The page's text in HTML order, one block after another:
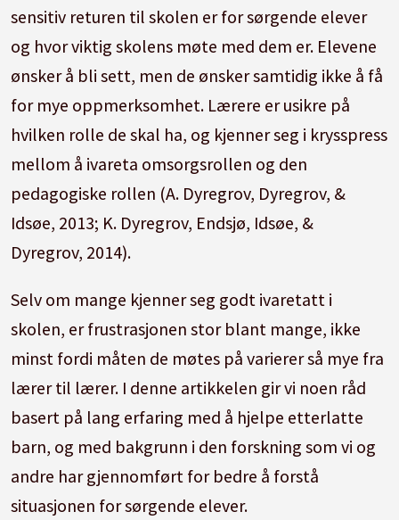
sensitiv returen til skolen er for sørgende elever
og hvor viktig skolens møte med dem er. Elevene
ønsker å bli sett, men de ønsker samtidig ikke å få
for mye oppmerksomhet. Lærere er usikre på
hvilken rolle de skal ha, og kjenner seg i krysspress
mellom å ivareta omsorgsrollen og den
pedagogiske rollen (A. Dyregrov, Dyregrov, &
Idsøe, 2013; K. Dyregrov, Endsjø, Idsøe, &
Dyregrov, 2014).
Selv om mange kjenner seg godt ivaretatt i
skolen, er frustrasjonen stor blant mange, ikke
minst fordi måten de møtes på varierer så mye fra
lærer til lærer. I denne artikkelen gir vi noen råd
basert på lang erfaring med å hjelpe etterlatte
barn, og med bakgrunn i den forskning som vi og
andre har gjennomført for bedre å forstå
situasjonen for sørgende elever.